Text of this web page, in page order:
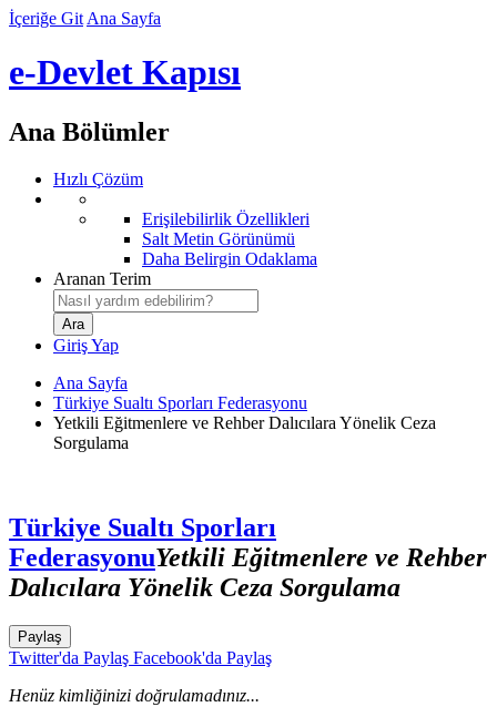
İçeriğe Git Ana Sayfa
e-Devlet Kapısı
Ana Bölümler
Hızlı Çözüm
Erişilebilirlik Özellikleri
Salt Metin Görünümü
Daha Belirgin Odaklama
Aranan Terim
Giriş Yap
Ana Sayfa
Türkiye Sualtı Sporları Federasyonu
Yetkili Eğitmenlere ve Rehber Dalıcılara Yönelik Ceza
Sorgulama
Türkiye Sualtı Sporları
FederasyonuYetkili Eğitmenlere ve Rehber
Dalıcılara Yönelik Ceza Sorgulama
Paylaş
Twitter'da Paylaş Facebook'da Paylaş
Henüz kimliğinizi doğrulamadınız...